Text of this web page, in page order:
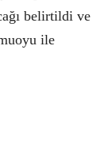
belirtildi ve
ile